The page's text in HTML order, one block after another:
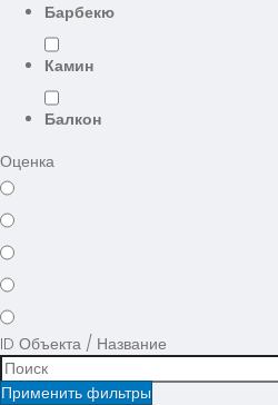
Барбекю
Камин
Балкон
Оценка
ID Объекта / Название
Применить фильтры